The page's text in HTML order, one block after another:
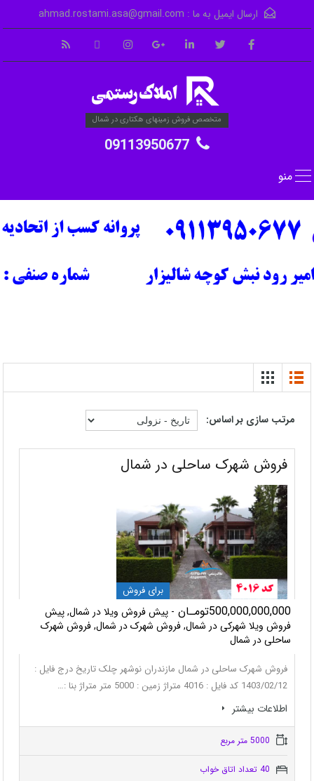
ارسال ایمیل به ما : ahmad.rostami.asa@gmail.com
متخصص فروش زمینهای هکتاری در شمال
09113950677
منو
مرتب سازی بر اساس:
فروش شهرک ساحلی در شمال
برای فروش
500,000,000,000تومـان
- پیش فروش ویلا در شمال, پیش
فروش ویلا شهرکی در شمال, فروش شهرک در شمال, فروش شهرک
ساحلی در شمال
فروش شهرک ساحلی در شمال مازندران نوشهر چلک تاریخ درج فایل :
1403/02/12 کد فایل : 4016 متراژ زمین : 5000 متر متراژ بنا :…
اطلاعات بيشتر